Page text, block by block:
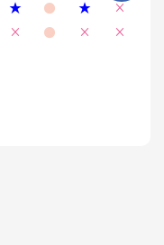
★ ● ★
×
× ● × ×